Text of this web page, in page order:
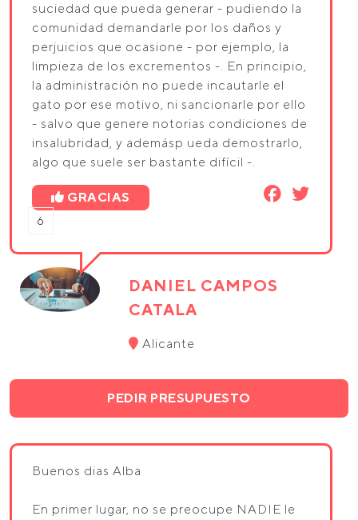
suciedad que pueda generar - pudiendo la
comunidad demandarle por los daños y
perjuicios que ocasione - por ejemplo, la
limpieza de los excrementos -. En principio,
la administración no puede incautarle el
gato por ese motivo, ni sancionarle por ello
- salvo que genere notorias condiciones de
insalubridad, y ademásp ueda demostrarlo,
algo que suele ser bastante difícil -.
GRACIAS
6
DANIEL CAMPOS
CATALA
Alicante
PEDIR PRESUPUESTO
Buenos dias Alba
En primer lugar, no se preocupe NADIE le